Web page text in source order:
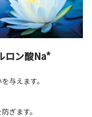
ロン酸Na*
与えます。
ぎます。